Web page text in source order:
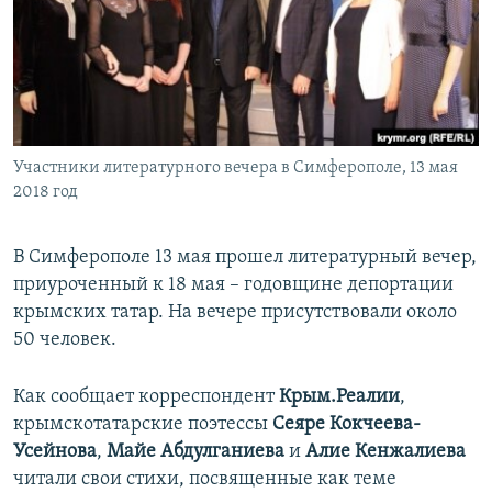
ПОБЕДИТЕЛЕЙ НЕ СУДЯТ?
КРЫМ.НЕПОКОРЕННЫЙ
УКРАИНСКАЯ ПРОБЛЕМА КРЫМА
ПРИСОЕДИНЯЙТЕСЬ!
Все сайты RFE/RL
Участники литературного вечера в Симферополе, 13 мая
2018 год
В Симферополе 13 мая прошел литературный вечер,
приуроченный к 18 мая – годовщине депортации
крымских татар. На вечере присутствовали около
50 человек.
Как сообщает корреспондентКрым.Реалии,
крымскотатарские поэтессы Сеяре Кокчеева-
Усейнова, Майе Абдулганиева и Алие Кенжалиева
читали свои стихи, посвященные как теме